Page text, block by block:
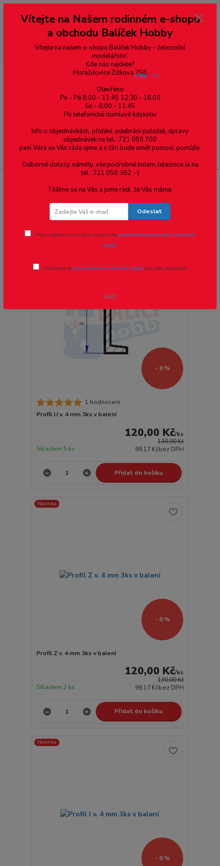
--- pro zákazníky ze Slovenska a jiných zemí, pokud chcete platit v eurech
přepněte si e-shop na euro 💶 pro přepočet měny - pravý horní roh ---
dobírky – pokud si z nějakého důvodu zásilku nevyzvednete, bude po
domluvě zaslána znovu s opětovnou platbou za poštovné, v opačném
případě bude zrušena a účet přidán na blacklist a rušeny následující
objednávky.
Menu
CZK
Varianta profilu: 4
- 8 %
1 hodnocení
Profil U v. 4 mm 3ks v balení
130,00 Kč
120,00 Kč/ks
99,17 Kčbez DPH
Skladem 5 ks
Přidat do košíku
Novinka
- 8 %
Profil Z v. 4 mm 3ks v balení
130,00 Kč
120,00 Kč/ks
99,17 Kčbez DPH
Skladem 2 ks
Přidat do košíku
Novinka
- 8 %
Vítejte na Našem rodinném e-shopu
a obchodu Balíček Hobby
Vítejte na našem e-shopu Balíček Hobby - železniční
modelářství.
Kde nás najdete?
Horažďovice Žižkova 758
Otevřeno
Po - Pá 8:00 - 11:45 12:30 - 16:00
So - 8:00 - 11:45
Po telefonické domluvě kdykoliv
Info o objednávkách, přidání, odebrání položek, úpravy
objednávek na tel.: 721 050 700
paní Věra se Vás ráda ujme a s čím bude umět pomoci, pomůže.
Odborné dotazy, náměty, vše podrobné kolem železnice Já na
tel.: 721 050 382 :-)
Těšíme se na Vás a jsme rádi, že Vás máme.
Odeslat
Přeji si odebírat novinky e-mailem dlepodmínek zpracování osobních
údajů.
Souhlasím se zpracováním osobních údajů pro účely registrace.
Zavřít